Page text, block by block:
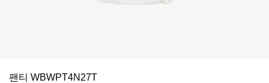
팬티 WBWPT4N27T